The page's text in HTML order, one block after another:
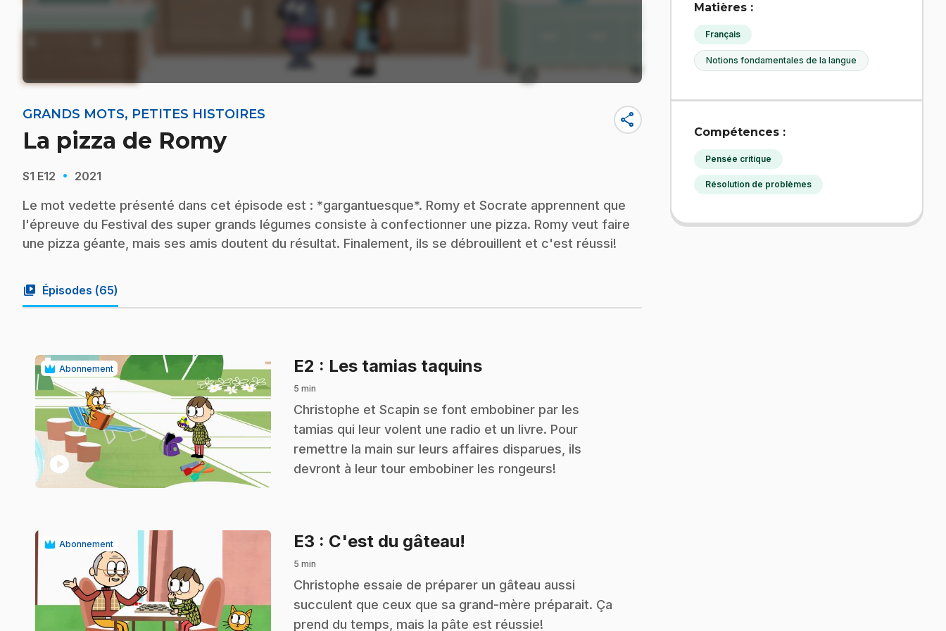
GRANDS MOTS, PETITES HISTOIRES
La pizza de Romy
share
S1 E12 · 2021
Le mot vedette présenté dans cet épisode est : *gargantuesque*. Romy et Socrate apprennent que
l'épreuve du Festival des super grands légumes consiste à confectionner une pizza. Romy veut faire
une pizza géante, mais ses amis doutent du résultat. Finalement, ils se débrouillent et c'est réussi!
video_library Épisodes (65)
Abonnement
play_circle
E2 : Les tamias taquins.
5 min
.Christophe et Scapin se font embobiner par les
tamias qui leur volent une radio et un livre. Pour
remettre la main sur leurs affaires disparues, ils
devront à leur tour embobiner les rongeurs!
Abonnement E3 : C'est du gâteau!
5 min
.Christophe essaie de préparer un gâteau aussi
succulent que ceux que sa grand-mère préparait. Ça
prend du temps, mais la pâte est réussie!
Matières :
Français
Notions fondamentales de la langue
Compétences :
Pensée critique
Résolution de problèmes